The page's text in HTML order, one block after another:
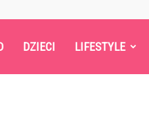
DZIECI LIFESTYLE